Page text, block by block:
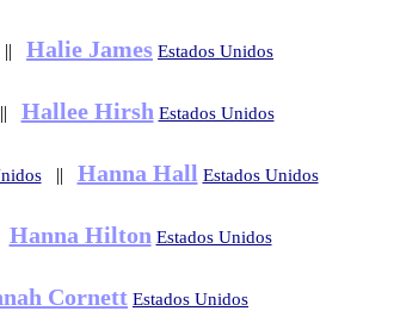
|| Halie James Estados Unidos
Hallee Hirsh Estados Unidos
|| Hanna Hall Estados Unidos
Hanna Hilton Estados Unidos
Cornett Estados Unidos